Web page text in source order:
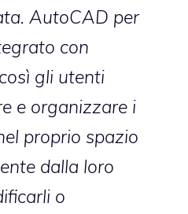
AutoCAD per
con
gli utenti
e organizzare i
proprio spazio
dalla loro
o